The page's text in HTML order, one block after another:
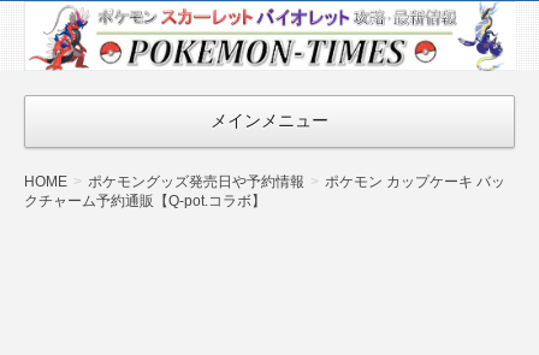
ポケモン最新
情報まとめ
『POKEMON-
TIMES』
メインメニュー
HOME ポケモングッズ発売日や予約情報
ポケモン カップケーキ バッ
クチャーム予約通販【Q-pot.コラボ】